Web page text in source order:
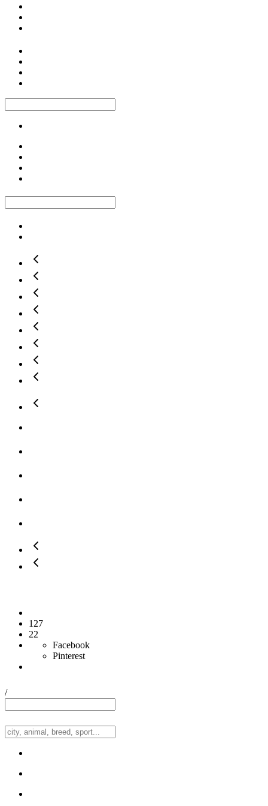
127
22
Facebook
Pinterest
/